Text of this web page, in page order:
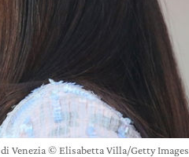
Venezia © Elisabetta Villa/Getty Images